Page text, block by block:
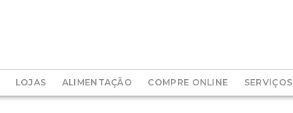
LOJAS ALIMENTAÇÃO COMPRE ONLINE SERVIÇOS